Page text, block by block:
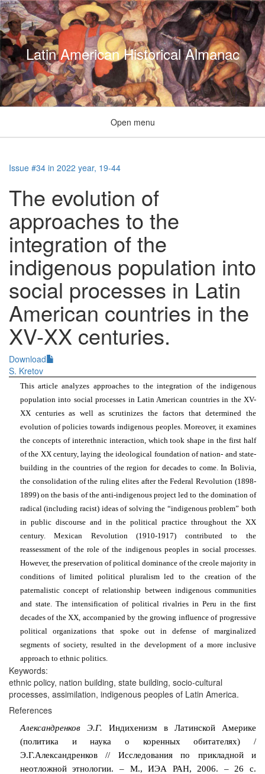
Latin American Historical Almanac
Open menu
Issue #34 in 2022 year, 19-44
The evolution of
approaches to the
integration of the
indigenous population into
social processes in Latin
American countries in the
XV-XX centuries.
Download
S. Kretov
This article analyzes approaches to the integration of the indigenous
population into social processes in Latin American countries in the XV-
XX centuries as well as scrutinizes the factors that determined the
evolution of policies towards indigenous peoples. Moreover, it examines
the concepts of interethnic interaction, which took shape in the first half
of the XX century, laying the ideological foundation of nation- and state-
building in the countries of the region for decades to come. In Bolivia,
the consolidation of the ruling elites after the Federal Revolution (1898-
1899) on the basis of the anti-indigenous project led to the domination of
radical (including racist) ideas of solving the “indigenous problem” both
in public discourse and in the political practice throughout the XX
century. Mexican Revolution (1910-1917) contributed to the
reassessment of the role of the indigenous peoples in social processes.
However, the preservation of political dominance of the creole majority in
conditions of limited political pluralism led to the creation of the
paternalistic concept of relationship between indigenous communities
and state. The intensification of political rivalries in Peru in the first
decades of the XX, accompanied by the growing influence of progressive
political organizations that spoke out in defense of marginalized
segments of society, resulted in the development of a more inclusive
approach to ethnic politics.
Keywords:
ethnic policy, nation building, state building, socio-cultural
processes, assimilation, indigenous peoples of Latin America.
References
Александренков Э.Г. Индихенизм в Латинской Америке
(политика и наука о коренных обитателях) /
Э.Г.Александренков // Исследования по прикладной и
неотложной этнологии. – М., ИЭА РАН, 2006. – 26 с.